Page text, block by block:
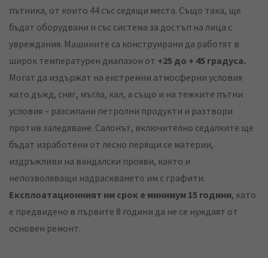
пътника, от които 44 със седящи места. Също така, ще
бъдат оборудвани и със система за достъп на лица с
увреждания. Машините са конструирани да работят в
широк температурен диапазон от +25 до + 45 градуса.
Могат да издържат на екстремни атмосферни условия
като дъжд, сняг, мъгла, кал, а също и на тежките пътни
условия – разсипани петролни продукти и разтвори
против заледяване. Салонът, включително седалките ще
бъдат изработени от лесно перящи се материи,
издръжливи на вандалски прояви, както и
непозволяващи надраскването им с графити.
Експлоатационният им срок е минимум 15 години, като
е предвидено в първите 8 години да не се нуждаят от
основен ремонт.